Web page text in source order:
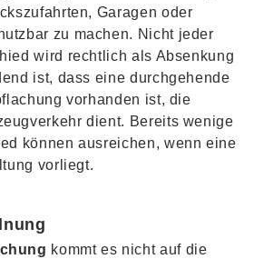
Garagen oder
zu machen. Nicht jeder
wird rechtlich als Absenkung
ist, dass eine durchgehende
vorhanden ist, die
dient. Bereits wenige
können ausreichen, wenn eine
vorliegt.
kommt es nicht auf die